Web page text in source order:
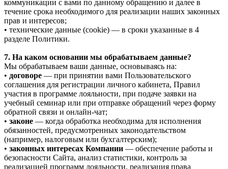
коммуникации с вами по данному обращению и далее в
течение срока необходимого для реализации наших законных
прав и интересов;
• технические данные (cookie) — в сроки указанные в 4
разделе Политики.
7. На каком основании мы обрабатываем данные?
Мы обрабатываем ваши данные, основываясь на:
• договоре — при принятии вами Пользовательского
соглашения для регистрации личного кабинета, Правил
участия в программе лояльности, при подаче заявки на
учебный семинар или при отправке обращений через форму
обратной связи и онлайн-чат;
• законе — когда обработка необходима для исполнения
обязанностей, предусмотренных законодательством
(например, налоговым или бухгалтерским);
• законных интересах Компании — обеспечение работы и
безопасности Сайта, анализ статистики, контроль за
реализацией программ лояльности, реализация права